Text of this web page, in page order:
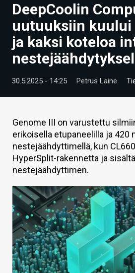
UUTISET
ARTIKKELIT
VIDEOT
TECHBBS
HINTA.FI
KAUPPA
VAIHDA TEEMA
HAKU
DeepCoolin
uutuuksiin kuului
ja kaksi koteloa
30.5.2025 - 14:25 Petrus Laine
Genome III on varustettu
erikoisella etupaneelilla ja 420
nestejäähdyttimellä, kun
HyperSplit-rakennetta ja
nestejäähdyttimen.